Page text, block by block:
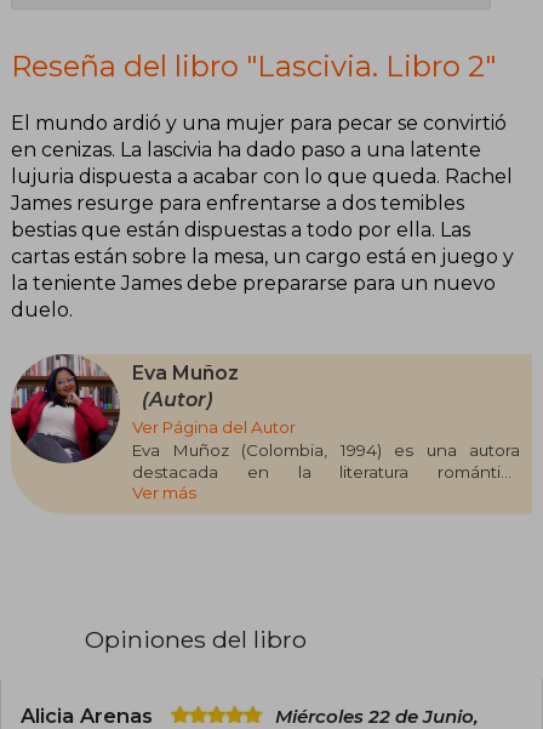
Reseña del libro "Lascivia. Libro 2"
El mundo ardió y una mujer para pecar se convirtió
en cenizas. La lascivia ha dado paso a una latente
lujuria dispuesta a acabar con lo que queda. Rachel
James resurge para enfrentarse a dos temibles
bestias que están dispuestas a todo por ella. Las
cartas están sobre la mesa, un cargo está en juego y
la teniente James debe prepararse para un nuevo
duelo.
Eva Muñoz
(Autor)
Ver Página del Autor
Eva Muñoz (Colombia, 1994) es una autora
destacada en la literatura romántica
contemporánea, conocida por sus novelas
cargadas de erotismo, acción y adrenalina.
Boss (2020), primer libro de la serie Dominio, y
su alcance a un público más amplio. Aunque aún
Ver más
Opiniones del libro
Alicia Arenas
Miércoles 22 de Junio,